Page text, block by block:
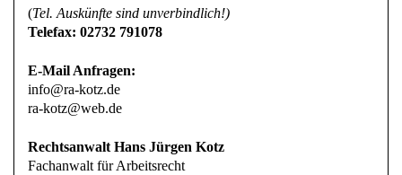
(Tel. Auskünfte sind unverbindlich!)
Telefax: 02732 791078
E-Mail Anfragen:
info@ra-kotz.de
ra-kotz@web.de
Rechtsanwalt Hans Jürgen Kotz
Fachanwalt für Arbeitsrecht